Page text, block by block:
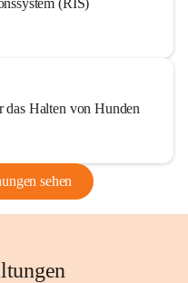
(RIS)
das Halten von Hunden
sehen